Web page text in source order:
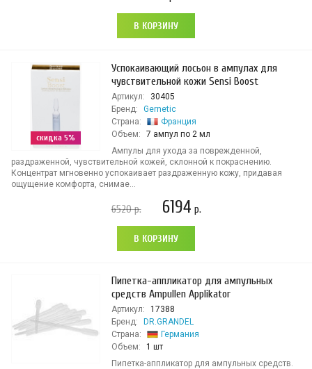
В КОРЗИНУ
скидка 5%
Успокаивающий лосьон в ампулах для
чувствительной кожи Sensi Boost
Артикул:
30405
Бренд:
Gernetic
Страна:
Франция
Объем:
7 ампул по 2 мл
Ампулы для ухода за поврежденной,
раздраженной, чувствительной кожей, склонной к покраснению.
Концентрат мгновенно успокаивает раздраженную кожу, придавая
ощущение комфорта, снимае...
6520р. 6194 р.
В КОРЗИНУ
Пипетка-аппликатор для ампульных
средств Ampullen Applikator
Артикул:
17388
Бренд:
DR.GRANDEL
Страна:
Германия
Объем:
1 шт
Пипетка-аппликатор для ампульных средств.